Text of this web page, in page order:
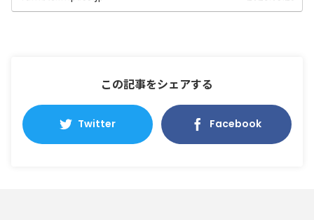
この記事をシェアする
Twitter Facebook